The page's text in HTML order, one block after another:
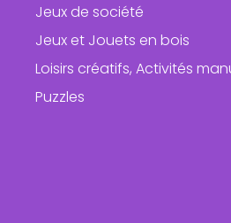
Jeux de société
Jeux et Jouets en bois
Loisirs créatifs, Activités
Puzzles